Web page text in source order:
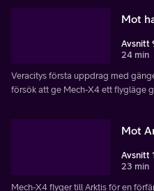
Mot
Avsnitt
24 min
Veracitys första uppdrag med
försök att ge Mech-X4 ett flygläge
Mot
Avsnitt
23 min
Mech-X4 flyger till Arktis för en